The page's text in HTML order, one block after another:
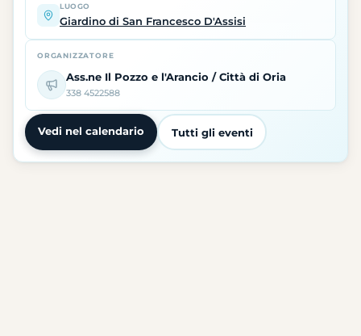
LUOGO
Giardino di San Francesco D'Assisi
ORGANIZZATORE
Ass.ne Il Pozzo e l'Arancio / Città di Oria
338 4522588
Vedi nel calendario Tutti gli eventi